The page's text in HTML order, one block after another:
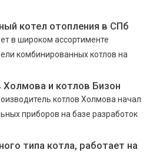
котел отопления в СПб
в широком ассортименте
комбинированных котлов на
и котлов Бизон
котлов Холмова начал
приборов на базе разработок
типа котла, работает на